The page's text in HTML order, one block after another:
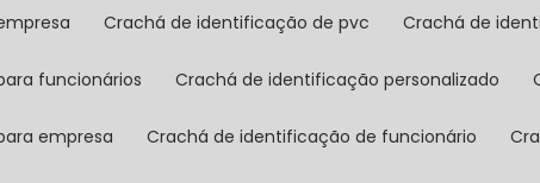
crachá de identificação de pvc crachá de
funcionários crachá de identificação personalizado
empresa crachá de identificação de funcionário